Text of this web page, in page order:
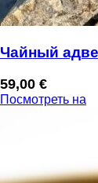
Чайный
59,00 €
Посмотреть на